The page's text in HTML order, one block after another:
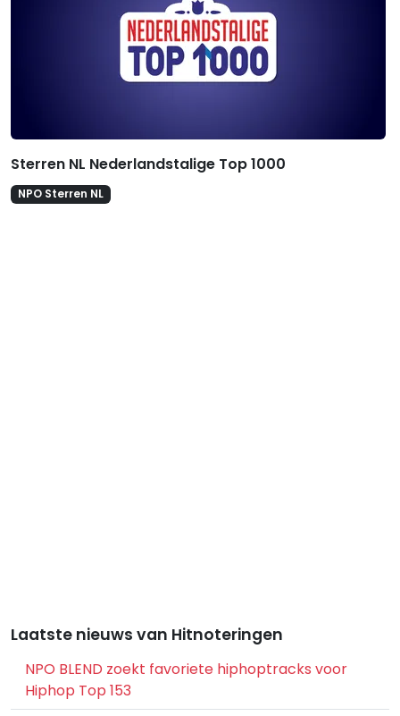
Sterren NL Nederlandstalige Top 1000
NPO Sterren NL
Laatste nieuws van Hitnoteringen
NPO BLEND zoekt favoriete hiphoptracks voor
Hiphop Top 153